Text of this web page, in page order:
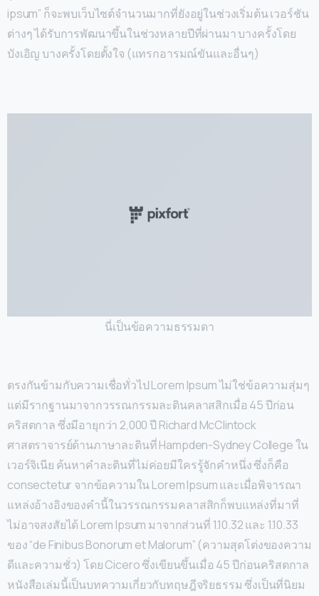
ipsum” ก็จะพบเว็บไซต์จำนวนมากที่ยังอยู่ในช่วงเริ่มต้น เวอร์ชัน
ต่างๆ ได้รับการพัฒนาขึ้นในช่วงหลายปีที่ผ่านมา บางครั้งโดย
บังเอิญ บางครั้งโดยตั้งใจ (แทรกอารมณ์ขันและอื่นๆ)
นี่เป็นข้อความธรรมดา
ตรงกันข้ามกับความเชื่อทั่วไป Lorem Ipsum ไม่ใช่ข้อความสุ่มๆ
แต่มีรากฐานมาจากวรรณกรรมละตินคลาสสิกเมื่อ 45 ปีก่อน
คริสตกาล ซึ่งมีอายุกว่า 2,000 ปี Richard McClintock
ศาสตราจารย์ด้านภาษาละตินที่ Hampden-Sydney College ใน
เวอร์จิเนีย ค้นหาคำละตินที่ไม่ค่อยมีใครรู้จักคำหนึ่ง ซึ่งก็คือ
consectetur จากข้อความใน Lorem Ipsum และเมื่อพิจารณา
แหล่งอ้างอิงของคำนี้ในวรรณกรรมคลาสสิกก็พบแหล่งที่มาที่
ไม่อาจสงสัยได้ Lorem Ipsum มาจากส่วนที่ 1.10.32 และ 1.10.33
ของ “de Finibus Bonorum et Malorum” (ความสุดโต่งของความ
ดีและความชั่ว) โดย Cicero ซึ่งเขียนขึ้นเมื่อ 45 ปีก่อนคริสตกาล
หนังสือเล่มนี้เป็นบทความเกี่ยวกับทฤษฎีจริยธรรม ซึ่งเป็นที่นิยม